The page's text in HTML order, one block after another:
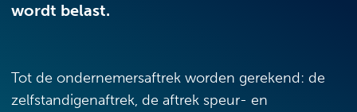
wordt belast.
Tot de ondernemersaftrek worden gerekend: de
zelfstandigenaftrek, de aftrek speur- en